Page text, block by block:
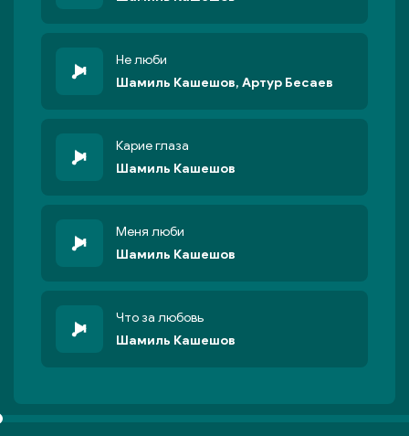
Не люби
Шамиль Кашешов, Артур Бесаев
Карие глаза
Шамиль Кашешов
Меня люби
Шамиль Кашешов
Что за любовь
Шамиль Кашешов